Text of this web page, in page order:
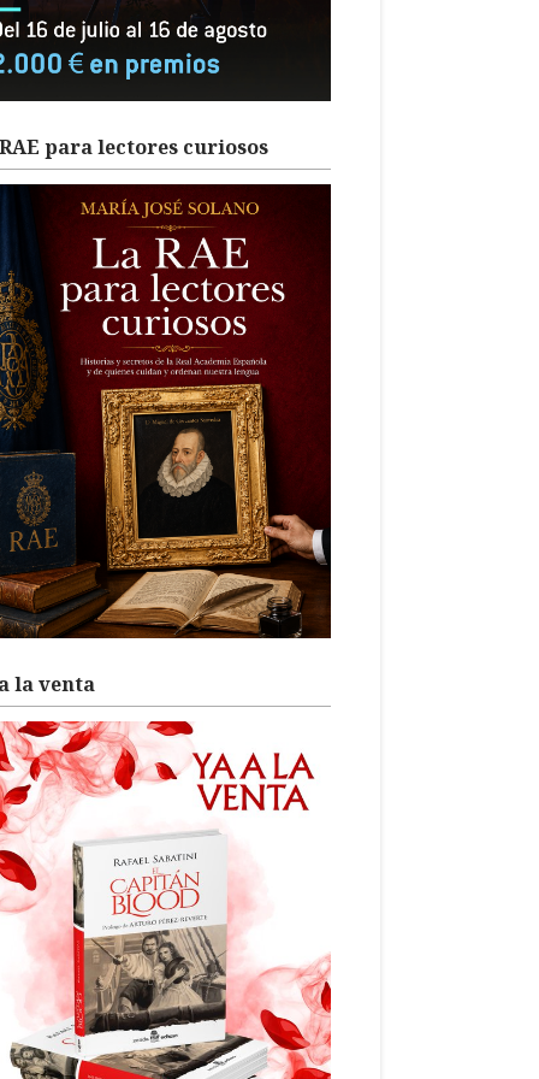
para lectores curiosos
la venta